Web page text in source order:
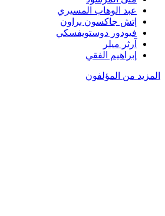
عبد الوهاب المسيري
إتش جاكسون براون
فيودور دوستويفسكي
آرثر ميلر
إبراهيم الفقي
المزيد من المؤلفون